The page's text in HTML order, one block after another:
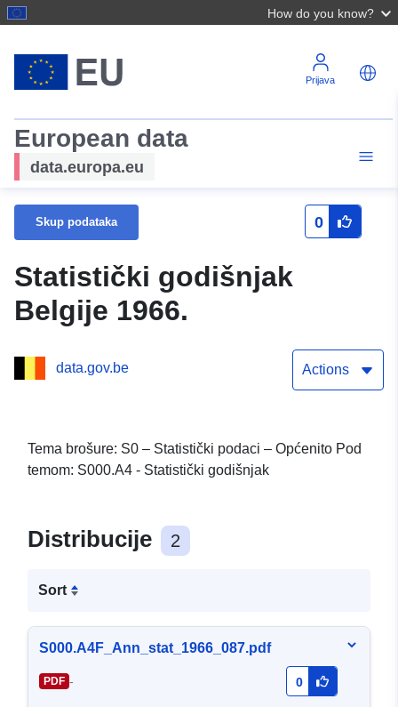
How do you know?
Prijava
European data
data.europa.eu
Skup podataka 0
Statistički godišnjak
Belgije 1966.
data.gov.be Actions
Tema brošure: S0 – Statistički podaci – Općenito Pod
temom: S000.A4 - Statistički godišnjak
Distribucije 2
Sort
S000.A4F_Ann_stat_1966_087.pdf
PDF - 0